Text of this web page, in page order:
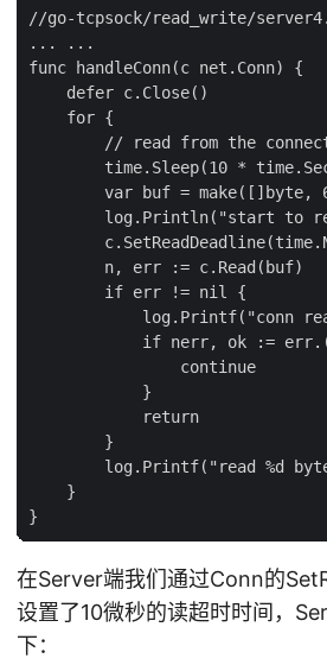
//go-tcpsock/read_write/
... ...
func handleConn(c net.Conn) {
    defer c.Close()
    for {
// read from the
time.Sleep(10 *
var buf = make([]byte,
log.Println("start to
        n, err := c.Read(buf)
        if err != nil {
log.Printf("conn
if nerr, ok :=
                continue
            }
            return
        }
log.Printf("read %d
    }
在Server端我们通过Conn的
设置了10微秒的读超时时间，
下：